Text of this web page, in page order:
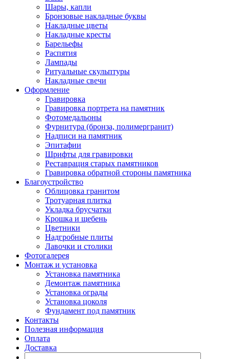
Шары, капли
Бронзовые накладные буквы
Накладные цветы
Накладные кресты
Барельефы
Распятия
Лампады
Ритуальные скульптуры
Накладные свечи
Оформление
Гравировка
Гравировка портрета на памятник
Фотомедальоны
Фурнитура (бронза, полимергранит)
Надписи на памятник
Эпитафии
Шрифты для гравировки
Реставрация старых памятников
Гравировка обратной стороны памятника
Благоустройство
Облицовка гранитом
Тротуарная плитка
Укладка брусчатки
Крошка и щебень
Цветники
Надгробные плиты
Лавочки и столики
Фотогалерея
Монтаж и установка
Установка памятника
Демонтаж памятника
Установка ограды
Установка цоколя
Фундамент под памятник
Контакты
Полезная информация
Оплата
Доставка